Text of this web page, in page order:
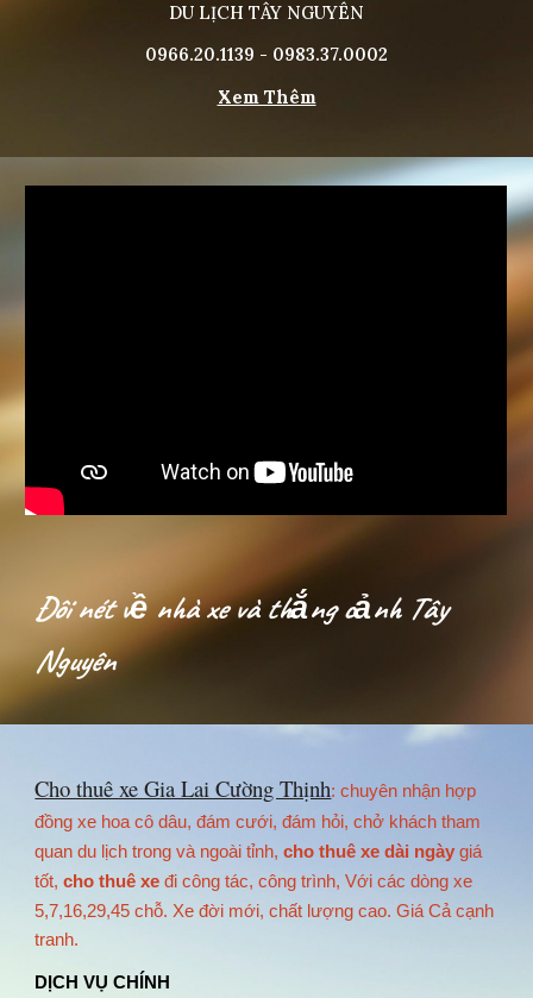
DU LỊCH TÂY NGUYÊN
0966.20.1139 - 0983.37.0002
Xem Thêm
Đôi nét về nhà xe và thắng cảnh Tây
Nguyên
Cho thuê xe Gia Lai Cường Thịnh: chuyên nhận hợp
đồng xe hoa cô dâu, đám cưới, đám hỏi, chở khách tham
quan du lịch trong và ngoài tỉnh,cho thuê xe dài ngày giá
tốt,cho thuê xe đi công tác, công trình, Với các dòng xe
5,7,16,29,45 chỗ. Xe đời mới, chất lượng cao. Giá Cả cạnh
tranh.
DỊCH VỤ CHÍNH